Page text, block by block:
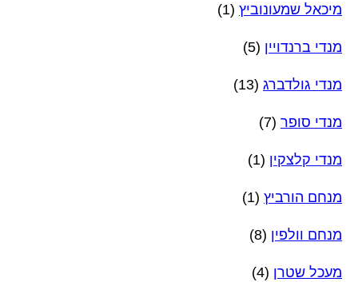
מיכאל שמעונוביץ (1)
מנדי ברנדויין (5)
מנדי גולדברג (13)
מנדי סופר (7)
מנדי קלצקין (1)
מנחם הורביץ (1)
מנחם וולפין (8)
מעכל שטרן (4)